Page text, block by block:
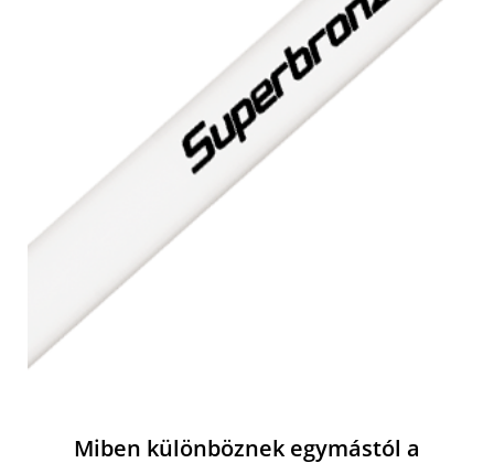
Miben különböznek egymástól a